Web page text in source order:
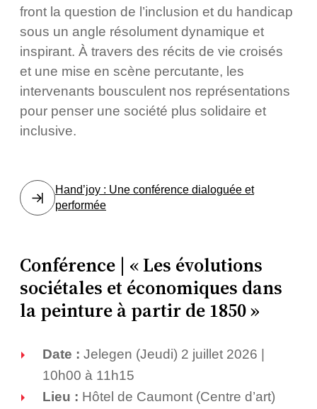
front la question de l’inclusion et du handicap
sous un angle résolument dynamique et
inspirant. À travers des récits de vie croisés
et une mise en scène percutante, les
intervenants bousculent nos représentations
pour penser une société plus solidaire et
inclusive.
Hand’joy : Une conférence dialoguée et
performée
Conférence | « Les évolutions
sociétales et économiques dans
la peinture à partir de 1850 »
Date : Jelegen (Jeudi) 2 juillet 2026 |
10h00 à 11h15
Lieu : Hôtel de Caumont (Centre d’art)